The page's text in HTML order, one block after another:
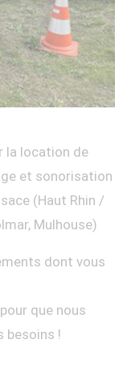
la location de
et sonorisation
(Haut Rhin /
Mulhouse)
dont vous
que nous
besoins !